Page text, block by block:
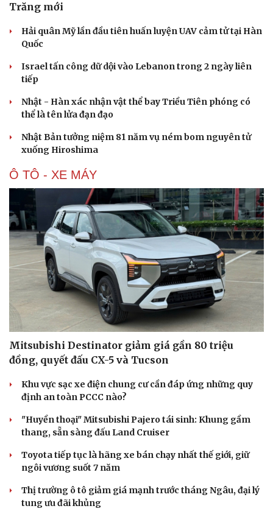
Trăng mới
Hải quân Mỹ lần đầu tiên huấn luyện UAV cảm tử tại Hàn
Quốc
Israel tấn công dữ dội vào Lebanon trong 2 ngày liên
tiếp
Nhật - Hàn xác nhận vật thể bay Triều Tiên phóng có
thể là tên lửa đạn đạo
Nhật Bản tưởng niệm 81 năm vụ ném bom nguyên tử
xuống Hiroshima
Ô TÔ - XE MÁY
Mitsubishi Destinator giảm giá gần 80 triệu
đồng, quyết đấu CX-5 và Tucson
Khu vực sạc xe điện chung cư cần đáp ứng những quy
định an toàn PCCC nào?
"Huyền thoại" Mitsubishi Pajero tái sinh: Khung gầm
thang, sẵn sàng đấu Land Cruiser
Toyota tiếp tục là hãng xe bán chạy nhất thế giới, giữ
ngôi vương suốt 7 năm
Thị trường ô tô giảm giá mạnh trước tháng Ngâu, đại lý
tung ưu đãi khủng